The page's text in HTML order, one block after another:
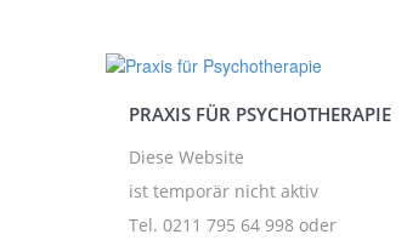
PRAXIS FÜR PSYCHOTHERAPIE
Diese Website
ist temporär nicht aktiv
Tel. 0211 795 64 998 oder